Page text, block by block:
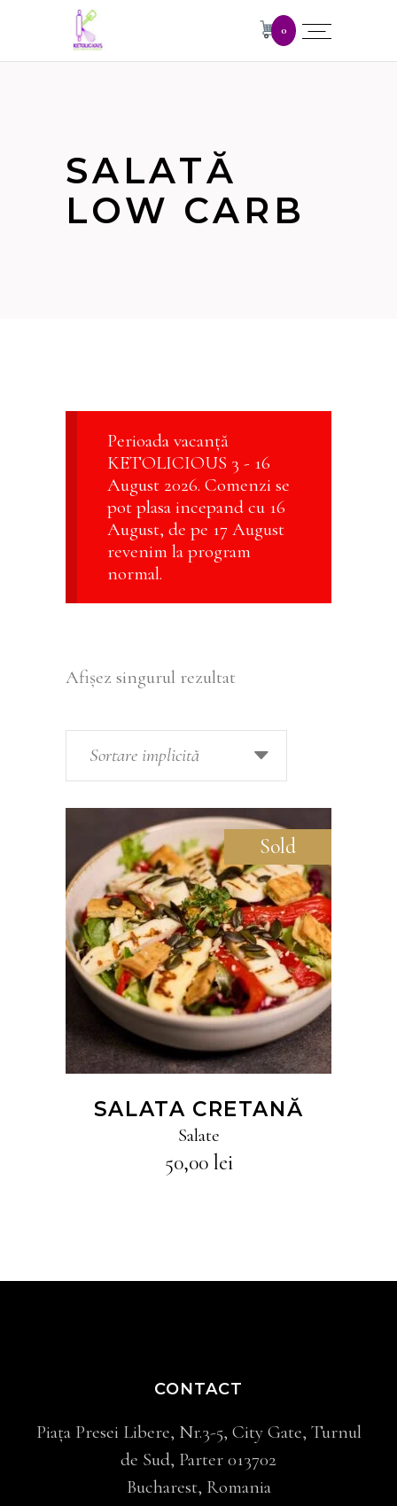
0
SALATĂ
LOW CARB
Perioada vacanță
KETOLICIOUS 3 - 16
August 2026. Comenzi se
pot plasa incepand cu 16
August, de pe 17 August
revenim la program
normal.
Afișez singurul rezultat
Sortare implicită
Sold
CITEȘTE MAI MULT
SALATA CRETANĂ
Salate
50,00 lei
CONTACT
Piața Presei Libere, Nr.3-5, City Gate, Turnul
de Sud, Parter 013702
Bucharest, Romania